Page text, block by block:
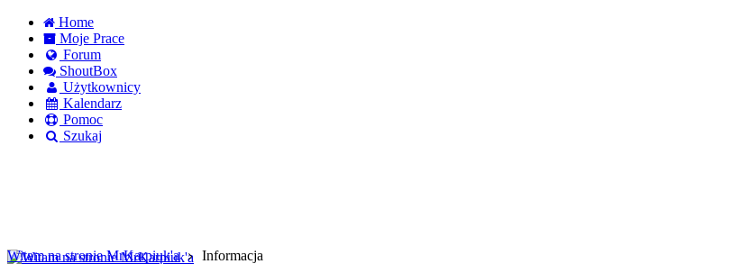
Home
Moje Prace
Forum
ShoutBox
Użytkownicy
Kalendarz
Pomoc
Szukaj
Witam na stronie MrKarpiuk'a
Informacja